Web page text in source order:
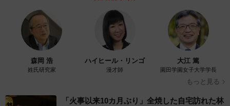
森岡 浩
姓氏研究家
ハイヒール・リンゴ
漫才師
大江 篤
園田学園女子大学学長
もっと見る
「火事以来10カ月ぶり」全焼した自宅訪れた林